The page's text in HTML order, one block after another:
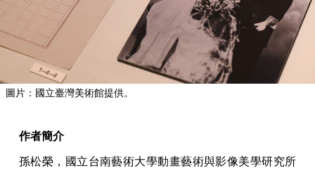
圖片：國立臺灣美術館提供。
作者簡介
孫松榮，國立台南藝術大學動畫藝術與影像美學研究所